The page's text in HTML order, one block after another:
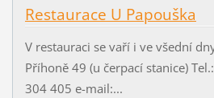
Restaurace U Papouška
V restauraci se vaří i ve všední
Příhoně 49 (u čerpací stanice)
304 405 e-mail:...